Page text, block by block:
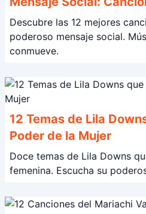
Conmueven
Descubre las 12 mejores
poderoso mensaje social. Música que inspira y
conmueve.
12 Temas de Lila
Poder de la Mujer
Doce temas de Lila Downs
femenina. Escucha su